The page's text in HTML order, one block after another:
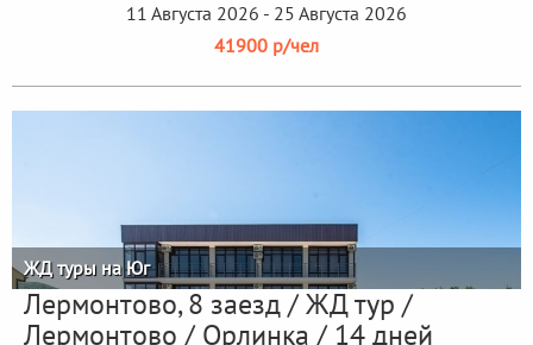
11 Августа 2026 - 25 Августа 2026
41900 р/чел
ЖД туры на Юг
Лермонтово, 8 заезд / ЖД тур /
Лермонтово / Орлинка / 14 дней